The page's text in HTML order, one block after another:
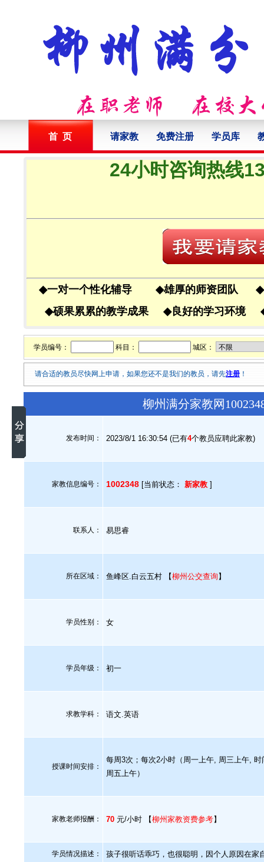
首 页 请家教 免费注册 学员库
24小时咨询热线
◆一对一个性化辅导 ◆雄厚的师资团队 ◆
◆硕果累累的教学成果 ◆良好的学习环境
学员编号： 科目： 城区：
请合适的教员尽快网上申请，如果您还不是我们的教员，请先注册 ！
柳州满分家教网
发布时间： 2023/8/1 16:30:54 (已有4个教员应聘此家教)
家教信息编号： 1002348 [当前状态： 新家教 ]
联系人： 易思睿
所在区域： 鱼峰区.白云五村 【柳州公交查询 】
学员性别： 女
学员年级： 初一
求教学科： 语文.英语
授课时间安排：
每周3次；每次2小时（周一上午, 周三上午, 时
周五上午）
家教老师报酬： 70 元/小时 【柳州家教资费参考】
学员情况描述： 孩子很听话乖巧，也很聪明，因个人原因在